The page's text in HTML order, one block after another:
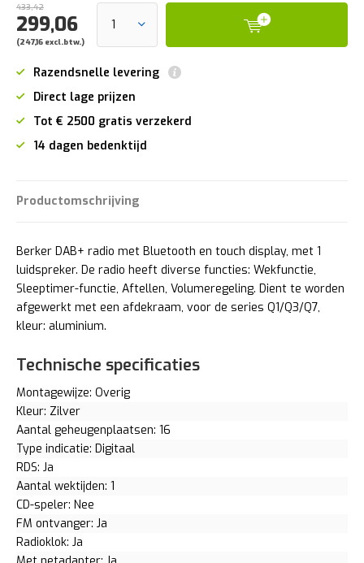
433,42
299,06
(247,16 excl.btw.)
Razendsnelle levering
Direct lage prijzen
Tot € 2500 gratis verzekerd
14 dagen bedenktijd
Productomschrijving
Berker DAB+ radio met Bluetooth en touch display, met 1
luidspreker. De radio heeft diverse functies: Wekfunctie,
Sleep­ti­mer-­functie, Aftellen, Volu­me­re­ge­ling. Dient te worden
afgewerkt met een afdekraam, voor de series Q1/Q3/Q7,
kleur: aluminium.
Technische specificaties
Montagewijze: Overig
Kleur: Zilver
Aantal geheugenplaatsen: 16
Type indicatie: Digitaal
RDS: Ja
Aantal wektijden: 1
CD-speler: Nee
FM ontvanger: Ja
Radioklok: Ja